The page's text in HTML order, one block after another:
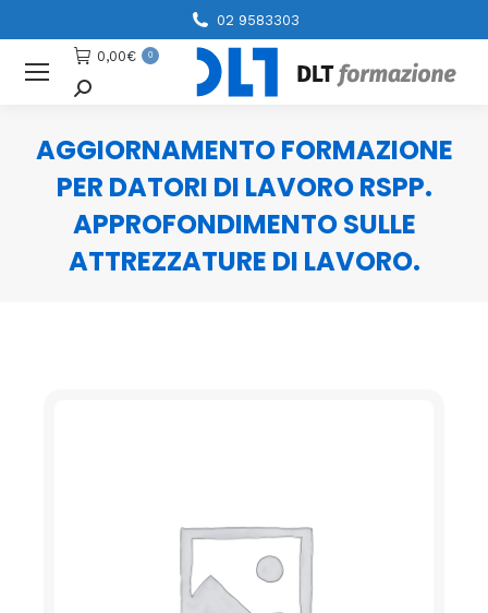
02 9583303
0,00€ 0
Cerca
AGGIORNAMENTO FORMAZIONE
PER DATORI DI LAVORO RSPP.
APPROFONDIMENTO SULLE
ATTREZZATURE DI LAVORO.